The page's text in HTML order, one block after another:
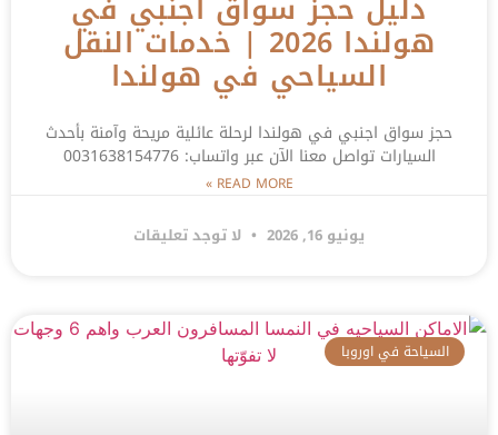
هولندا 2026 | خدمات النقل
السياحي في هولندا
حجز سواق اجنبي في هولندا لرحلة عائلية مريحة وآمنة بأحدث
السيارات تواصل معنا الآن عبر واتساب: 0031638154776
READ MORE »
يونيو 16, 2026 لا توجد تعليقات
السياحة في اوروبا